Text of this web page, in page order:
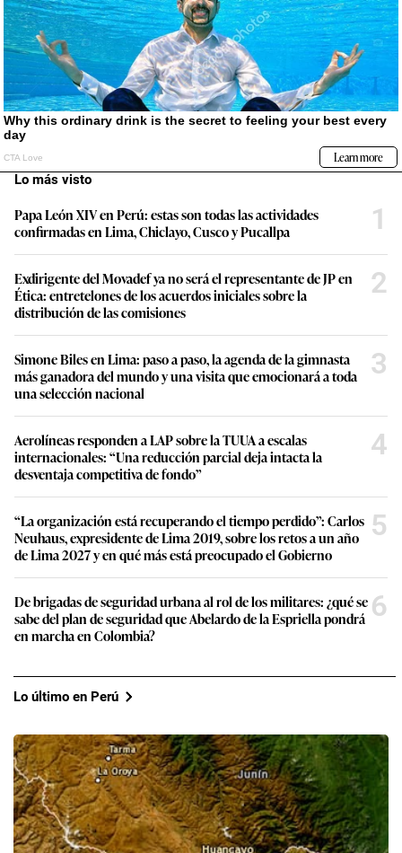
Lo más visto
Papa León XIV en Perú: estas son todas las actividades
confirmadas en Lima, Chiclayo, Cusco y Pucallpa
1
Exdirigente del Movadef ya no será el representante de JP en
Ética: entretelones de los acuerdos iniciales sobre la
distribución de las comisiones
2
Simone Biles en Lima: paso a paso, la agenda de la gimnasta
más ganadora del mundo y una visita que emocionará a toda
una selección nacional
3
Aerolíneas responden a LAP sobre la TUUA a escalas
internacionales: “Una reducción parcial deja intacta la
desventaja competitiva de fondo”
4
“La organización está recuperando el tiempo perdido”: Carlos
Neuhaus, expresidente de Lima 2019, sobre los retos a un año
de Lima 2027 y en qué más está preocupado el Gobierno
5
De brigadas de seguridad urbana al rol de los militares: ¿qué se
sabe del plan de seguridad que Abelardo de la Espriella pondrá
en marcha en Colombia?
6
Lo último en Perú